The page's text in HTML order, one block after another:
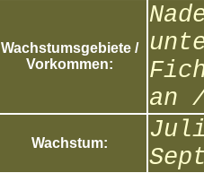
Wachstumsgebiete /
Vorkommen:
an
Wachstum: